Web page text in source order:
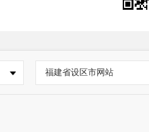
福建省设区市网站